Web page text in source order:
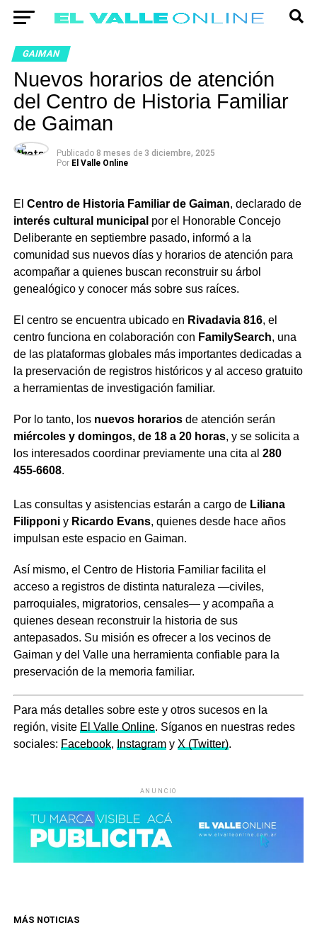
GAIMAN
Nuevos horarios de atención
del Centro de Historia Familiar
de Gaiman
Publicado 8 meses de 3 diciembre, 2025
Por El Valle Online
El Centro de Historia Familiar de Gaiman, declarado de
interés cultural municipal por el Honorable Concejo
Deliberante en septiembre pasado, informó a la
comunidad sus nuevos días y horarios de atención para
acompañar a quienes buscan reconstruir su árbol
genealógico y conocer más sobre sus raíces.
El centro se encuentra ubicado en Rivadavia 816, el
centro funciona en colaboración con FamilySearch, una
de las plataformas globales más importantes dedicadas a
la preservación de registros históricos y al acceso gratuito
a herramientas de investigación familiar.
Por lo tanto, los nuevos horariosde atención serán
miércoles y domingos, de 18 a 20 horas, y se solicita a
los interesados coordinar previamente una cita al 280
455-6608.
Las consultas y asistencias estarán a cargo de Liliana
Filipponiy Ricardo Evans, quienes desde hace años
impulsan este espacio en Gaiman.
Así mismo, el Centro de Historia Familiar facilita el
acceso a registros de distinta naturaleza —civiles,
parroquiales, migratorios, censales— y acompaña a
quienes desean reconstruir la historia de sus
antepasados. Su misión es ofrecer a los vecinos de
Gaiman y del Valle una herramienta confiable para la
preservación de la memoria familiar.
Para más detalles sobre este y otros sucesos en la
región, visite El Valle Online. Síganos en nuestras redes
sociales: Facebook, Instagramy X (Twitter).
ANUNCIO
MÁS NOTICIAS